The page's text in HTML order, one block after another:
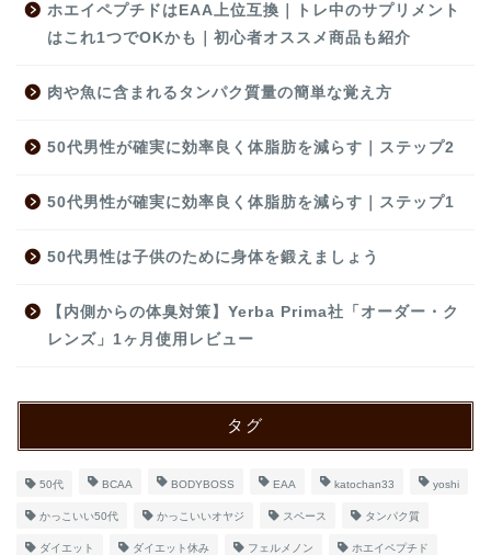
ホエイペプチドはEAA上位互換｜トレ中のサプリメント
はこれ1つでOKかも｜初心者オススメ商品も紹介
肉や魚に含まれるタンパク質量の簡単な覚え方
50代男性が確実に効率良く体脂肪を減らす｜ステップ2
50代男性が確実に効率良く体脂肪を減らす｜ステップ1
50代男性は子供のために身体を鍛えましょう
【内側からの体臭対策】Yerba Prima社「オーダー・ク
レンズ」1ヶ月使用レビュー
タグ
50代 BCAA BODYBOSS EAA katochan33 yoshi
かっこいい50代 かっこいいオヤジ スペース タンパク質
ダイエット ダイエット休み フェルメノン ホエイペプチド